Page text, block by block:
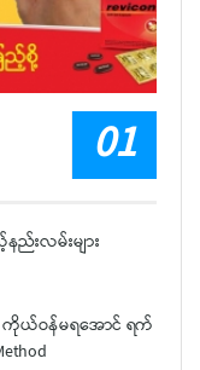
းလမ်းများ
ယ်ဝန်မရအောင် ရက်